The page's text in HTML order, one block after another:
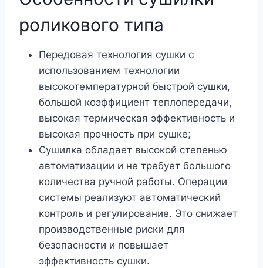
роликового типа
Передовая технология сушки с
использованием технологии
высокотемпературной быстрой сушки,
большой коэффициент теплопередачи,
высокая термическая эффективность и
высокая прочность при сушке;
Сушилка обладает высокой степенью
автоматизации и не требует большого
количества ручной работы. Операции
системы реализуют автоматический
контроль и регулирование. Это снижает
производственные риски для
безопасности и повышает
эффективность сушки.